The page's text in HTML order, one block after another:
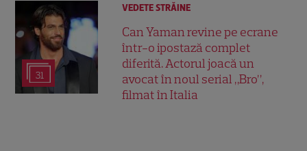
31
VEDETE STRĂINE
Can Yaman revine pe ecrane
într-o ipostază complet
diferită. Actorul joacă un
avocat în noul serial „Bro”,
filmat în Italia